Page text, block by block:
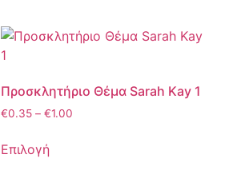
Προσκλητήριο Θέμα Sarah Kay 1
€0.35 – €1.00
Επιλογή